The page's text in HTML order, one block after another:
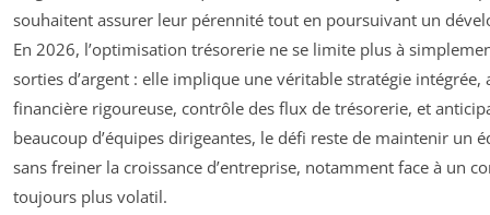
souhaitent assurer leur pérennité tout en poursuivant un
En 2026, l’optimisation trésorerie ne se limite plus à
sorties d’argent : elle implique une véritable stratégie
financière rigoureuse, contrôle des flux de trésorerie, et
beaucoup d’équipes dirigeantes, le défi reste de maintenir un
sans freiner la croissance d’entreprise, notamment face à un
toujours plus volatil.